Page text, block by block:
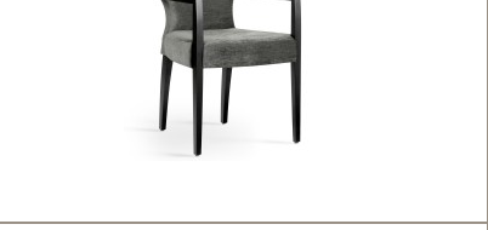
Catégories